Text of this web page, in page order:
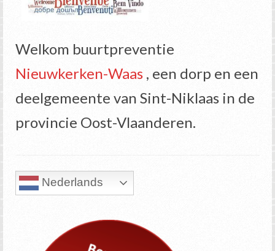
Welkom buurtpreventie
Nieuwkerken-Waas , een dorp en een
deelgemeente van Sint-Niklaas in de
provincie Oost-Vlaanderen.
Nederlands